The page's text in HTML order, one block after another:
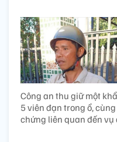
Công an thu giữ một
5 viên đạn trong ổ,
chứng liên quan đến vụ